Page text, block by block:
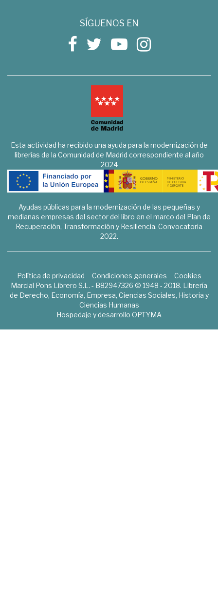
SÍGUENOS EN
Esta actividad ha recibido una ayuda para la modernización de
librerías de la Comunidad de Madrid correspondiente al año
2024
Ayudas públicas para la modernización de las pequeñas y
medianas empresas del sector del libro en el marco del Plan de
Recuperación, Transformación y Resiliencia. Convocatoria
2022.
Política de privacidad Condiciones generales
Cookies
Marcial Pons Librero S.L. - B82947326 © 1948 - 2018. Librería
de Derecho, Economía, Empresa, Ciencias Sociales, Historia y
Ciencias Humanas
Hospedaje y desarrollo OPTYMA